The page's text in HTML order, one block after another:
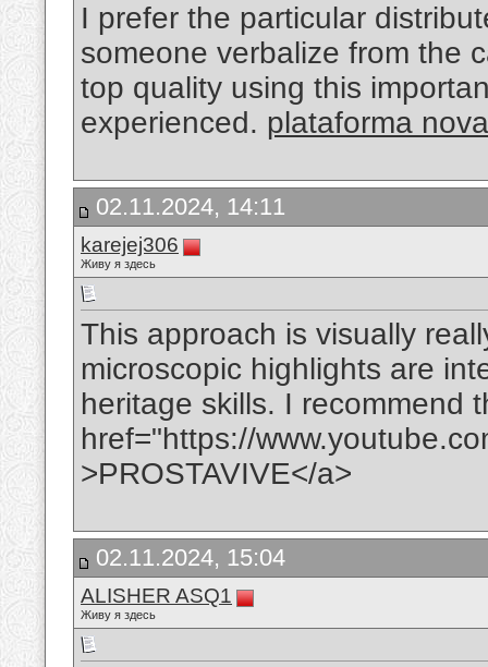
I prefer the particular
someone verbalize from the
top quality using this
experienced. plataforma nova
02.11.2024, 14:11
karejej306
Живу я здесь
This approach is visually
microscopic highlights are
heritage skills. I recommend
href="https://
>PROSTAVIVE</a>
02.11.2024, 15:04
ALISHER ASQ1
Живу я здесь